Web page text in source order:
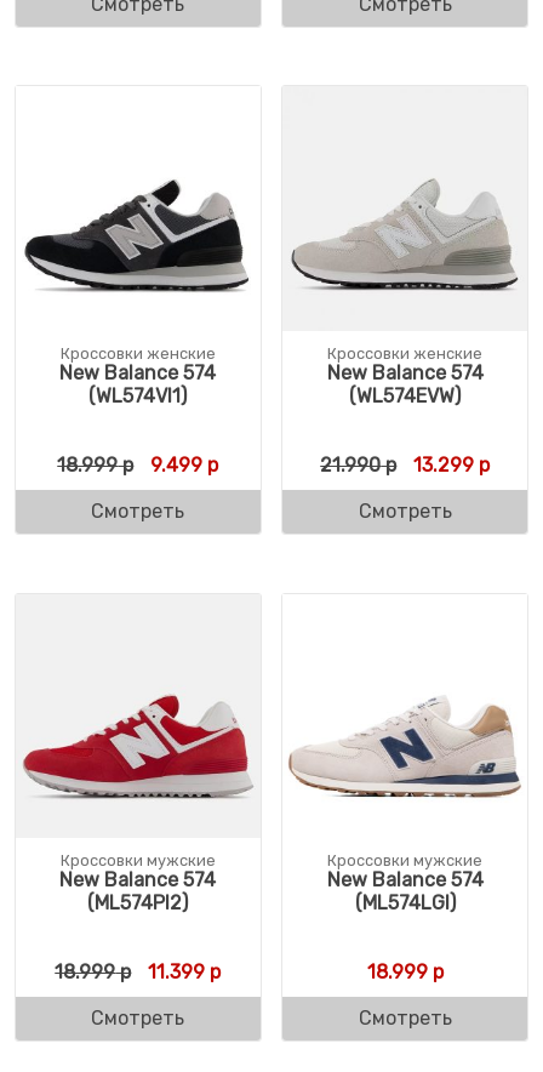
Кроссовки женские
New Balance 574
(WL574VI1)
18.999р Первоначальная цена составляла 18.999
9.499 рТекущая цена: 9.499 р.
Смотреть
Кроссовки женские
New Balance 574
(WL574EVW)
21.990р 13.299 р
Смотреть
Кроссовки мужские
New Balance 574
(ML574PI2)
18.999р Первоначальная цена составляла 18.999
11.399 рТекущая цена: 11.399 р.
Смотреть
Кроссовки мужские
New Balance 574
(ML574LGI)
18.999р
Смотреть